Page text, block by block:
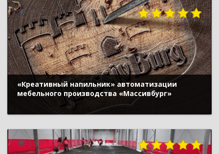
1193
«Креативный напильник» автоматизации
мебельного производства «Массивбург»
1828